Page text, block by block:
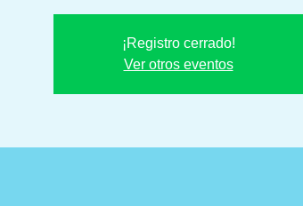
¡Registro cerrado!
Ver otros eventos